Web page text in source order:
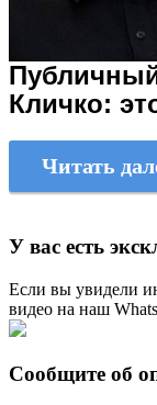
Кличко:
Читать
У вас есть
Если вы увидели
видео на наш
Сообщите об